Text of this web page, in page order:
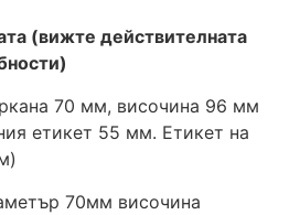
(вижте действителната
70 мм, височина 96 мм
етикет 55 мм. Етикет на
70мм височина